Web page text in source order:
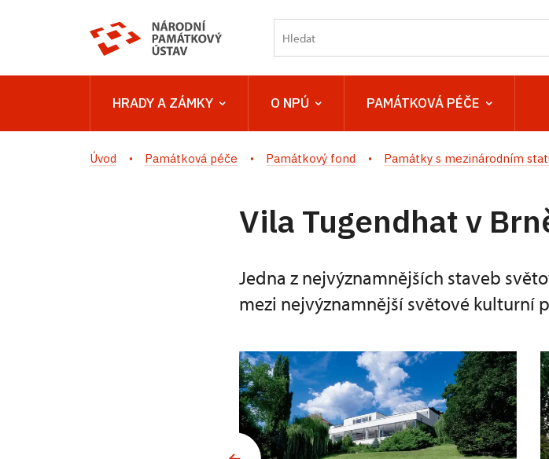
HRADY A ZÁMKY O NPÚ PAMÁTKOVÁ PÉČE
Úvod Památková péče Památkový fond Památky s mezinárodním
Vila Tugendhat v
Jedna z nejvýznamnějších staveb
mezi nejvýznamnější světové kulturní